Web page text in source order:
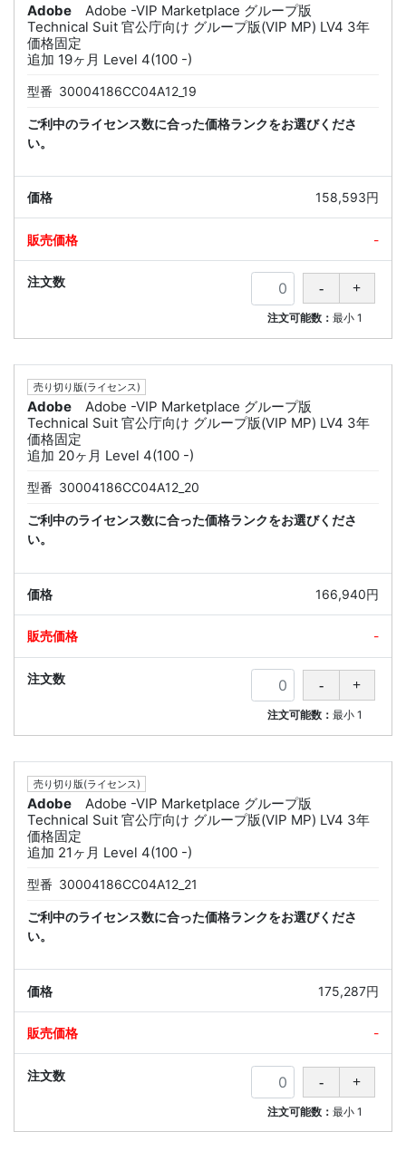
Adobe
Adobe -VIP Marketplace グループ版
Technical Suit 官公庁向け グループ版(VIP MP) LV4 3年
価格固定
追加 19ヶ月 Level 4(100 -)
型番 30004186CC04A12_19
ご利中のライセンス数に合った価格ランクをお選びくださ
い。
158,593円
-
注文可能数：最小 1
売り切り版(ライセンス)
Adobe
Adobe -VIP Marketplace グループ版
Technical Suit 官公庁向け グループ版(VIP MP) LV4 3年
価格固定
追加 20ヶ月 Level 4(100 -)
型番 30004186CC04A12_20
ご利中のライセンス数に合った価格ランクをお選びくださ
い。
166,940円
-
注文可能数：最小 1
売り切り版(ライセンス)
Adobe
Adobe -VIP Marketplace グループ版
Technical Suit 官公庁向け グループ版(VIP MP) LV4 3年
価格固定
追加 21ヶ月 Level 4(100 -)
型番 30004186CC04A12_21
ご利中のライセンス数に合った価格ランクをお選びくださ
い。
175,287円
-
注文可能数：最小 1